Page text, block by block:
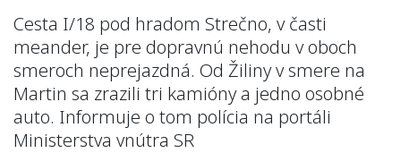
Cesta I/18 pod hradom Strečno, v časti
meander, je pre dopravnú nehodu v oboch
smeroch neprejazdná. Od Žiliny v smere na
Martin sa zrazili tri kamióny a jedno osobné
auto. Informuje o tom polícia na portáli
Ministerstva vnútra SR